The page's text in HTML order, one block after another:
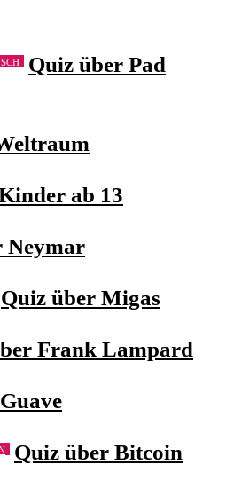
Quiz über Pad
ab 13
Neymar
Quiz über Migas
Frank Lampard
Quiz über Bitcoin